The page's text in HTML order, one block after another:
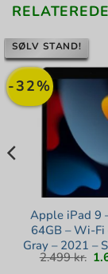
-32%
SØLV STAND!
Apple iPad 9
64GB – Wi-Fi
Gray – 2021 –
2.499kr.